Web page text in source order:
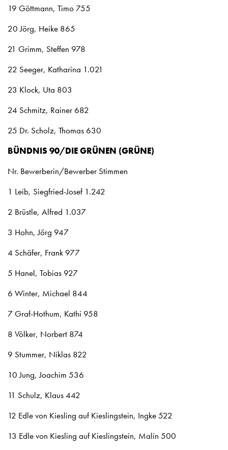
19 Göttmann, Timo 755
20 Jörg, Heike 865
21 Grimm, Steffen 978
22 Seeger, Katharina 1.021
23 Klock, Uta 803
24 Schmitz, Rainer 682
25 Dr. Scholz, Thomas 630
BÜNDNIS 90/DIE GRÜNEN (GRÜNE)
Nr. Bewerberin/Bewerber Stimmen
1 Leib, Siegfried-Josef 1.242
2 Brüstle, Alfred 1.037
3 Hohn, Jörg 947
4 Schäfer, Frank 977
5 Hanel, Tobias 927
6 Winter, Michael 844
7 Graf-Hothum, Kathi 958
8 Völker, Norbert 874
9 Stummer, Niklas 822
10 Jung, Joachim 536
11 Schulz, Klaus 442
12 Edle von Kiesling auf Kieslingstein, Ingke 522
13 Edle von Kiesling auf Kieslingstein, Malin 500